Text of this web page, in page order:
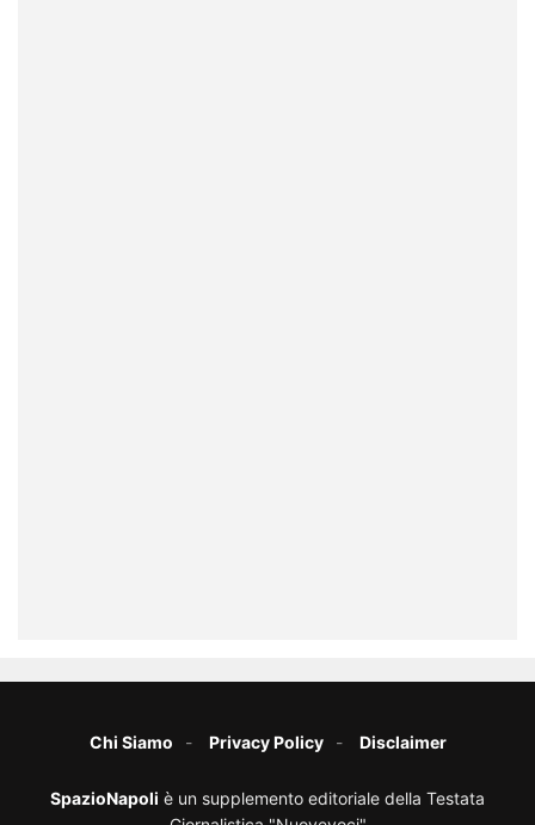
Chi Siamo Privacy Policy Disclaimer
SpazioNapoli è un supplemento editoriale della Testata